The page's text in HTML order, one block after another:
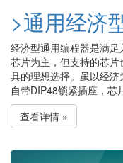
>通用经济
经济型通用编程器是满
芯片为主，但支持的芯
具的理想选择。虽以经济
自带DIP48锁紧插座，芯
查看详情 »